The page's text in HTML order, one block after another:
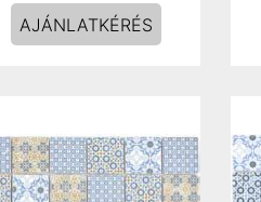
AJÁNLATKÉRÉS